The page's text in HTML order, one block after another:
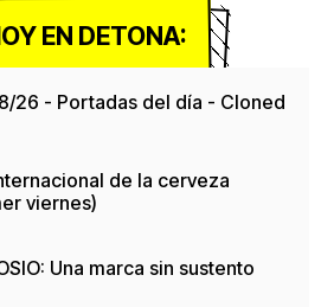
EN DETONA:
26 - Portadas del día - Cloned
de la cerveza
viernes)
Una marca sin sustento